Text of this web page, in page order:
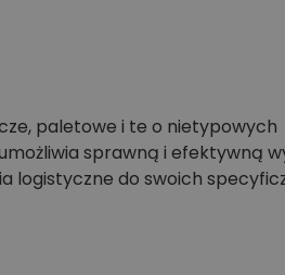
paletowe i te o nietypowych
sprawną i efektywną
logistyczne do swoich